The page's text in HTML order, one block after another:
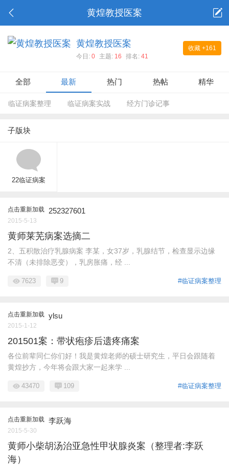
黄煌教授医案
收藏 +161
黄煌教授医案
今日: 0 主题: 16 排名: 41
全部 最新 热门 热帖 精华
临证病案整理 临证病案实战 经方门诊记事
子版块
22临证病案
点击重新加载 252327601
2015-5-13
黄师莱芜病案选摘二
2、五积散治疗乳腺病案 李某，女37岁，乳腺结节，检查显示边缘
不清（未排除恶变），乳房胀痛，经 ...
#临证病案整理
7623 9
点击重新加载 ylsu
2015-1-12
201501案：带状疱疹后遗疼痛案
各位前辈同仁你们好！我是黄煌老师的硕士研究生，平日会跟随着
黄煌抄方，今年将会跟大家一起来学 ...
#临证病案整理
43470 109
点击重新加载 李跃海
2015-5-30
黄师小柴胡汤治亚急性甲状腺炎案（整理者:李跃
海）